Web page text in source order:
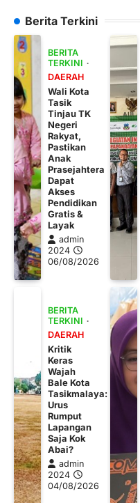
Berita Terkini
BERITA
TERKINI
DAERAH
Wali Kota
Tasik
Tinjau TK
Negeri
Rakyat,
Pastikan
Anak
Prasejahtera
Dapat
Akses
Pendidikan
Gratis &
Layak
admin
2024
06/08/2026
BERITA
TERKINI
DAERAH
Kritik
Keras
Wajah
Bale Kota
Tasikmalaya:
Urus
Rumput
Lapangan
Saja Kok
Abai?
admin
2024
04/08/2026